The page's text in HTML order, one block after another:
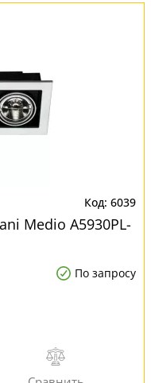
6039
Medio A5930PL-
По запросу